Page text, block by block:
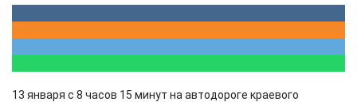
13 января с 8 часов 15 минут на автодороге краевого